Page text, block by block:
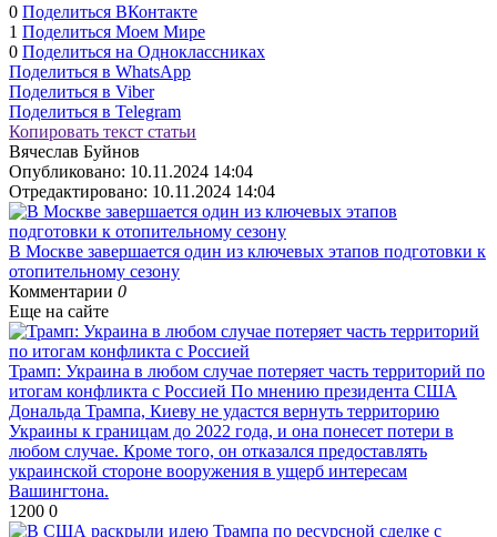
0 Поделиться ВКонтакте
1 Поделиться Моем Мире
0 Поделиться на Одноклассниках
Поделиться в WhatsApp
Поделиться в Viber
Поделиться в Telegram
Копировать текст статьи
Вячеслав Буйнов
Опубликовано: 10.11.2024 14:04
Отредактировано: 10.11.2024 14:04
В Москве завершается один из ключевых этапов подготовки к
отопительному сезону
Комментарии 0
Еще на сайте
Трамп: Украина в любом случае потеряет часть территорий по
итогам конфликта с Россией По мнению президента США
Дональда Трампа, Киеву не удастся вернуть территорию
Украины к границам до 2022 года, и она понесет потери в
любом случае. Кроме того, он отказался предоставлять
украинской стороне вооружения в ущерб интересам
Вашингтона.
1200 0